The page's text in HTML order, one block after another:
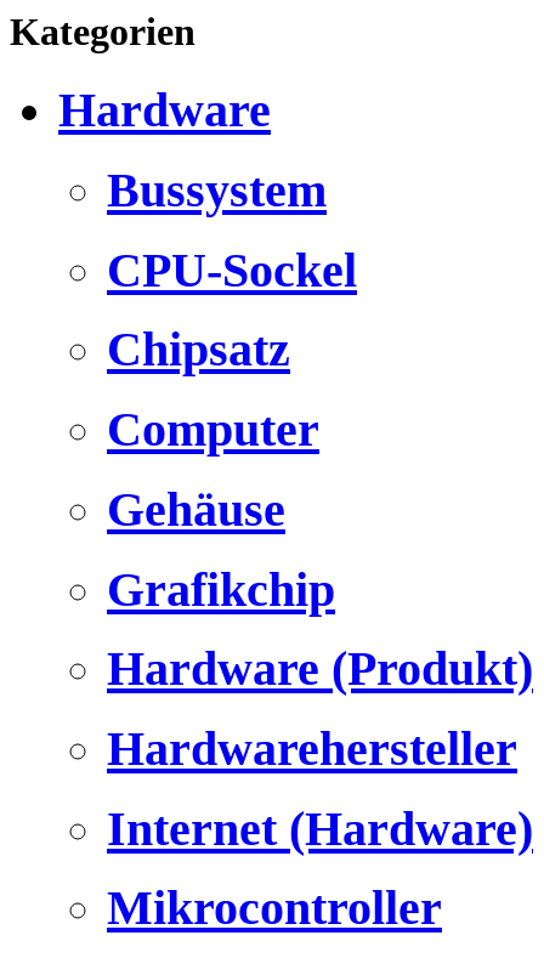
Kategorien
Hardware
Bussystem
CPU-Sockel
Chipsatz
Computer
Gehäuse
Grafikchip
Hardware (Produkt)
Hardwarehersteller
Internet (Hardware)
Mikrocontroller